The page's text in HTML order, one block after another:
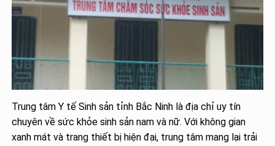
Trung tâm Y tế Sinh sản tỉnh Bắc Ninh là địa chỉ uy tín
chuyên về sức khỏe sinh sản nam và nữ. Với không gian
xanh mát và trang thiết bị hiện đại, trung tâm mang lại trải